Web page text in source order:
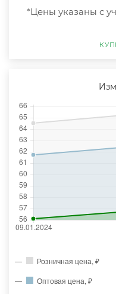
*Цены указаны с
Розничная цена, ₽
Оптовая цена, ₽